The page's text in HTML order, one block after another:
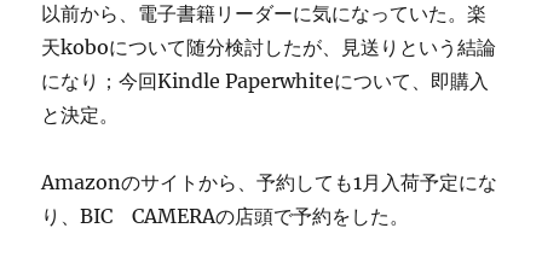
以前から、電子書籍リーダーに気になっていた。楽
天koboについて随分検討したが、見送りという結論
になり；今回Kindle Paperwhiteについて、即購入
と決定。
Amazonのサイトから、予約しても1月入荷予定にな
り、BIC CAMERAの店頭で予約をした。